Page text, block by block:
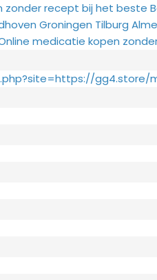
zonder recept bij het beste
Groningen Tilburg
medicatie kopen
gg4.store/